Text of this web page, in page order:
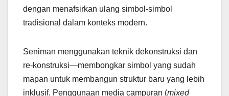
dengan menafsirkan ulang simbol-simbol
tradisional dalam konteks modern.
Seniman menggunakan teknik dekonstruksi dan
re-konstruksi—membongkar simbol yang sudah
mapan untuk membangun struktur baru yang lebih
inklusif. Penggunaan media campuran (mixed